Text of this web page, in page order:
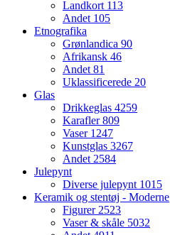
Landkort 113
Andet 105
Etnografika
Grønlandica 90
Afrikansk 46
Andet81
Uklassificerede 20
Glas
Drikkeglas 4259
Karafler809
Vaser 1247
Kunstglas 3267
Andet2584
Julepynt
Diverse julepynt 1015
Keramik og stentøj - Moderne
Figurer2523
Vaser & skåle 5032